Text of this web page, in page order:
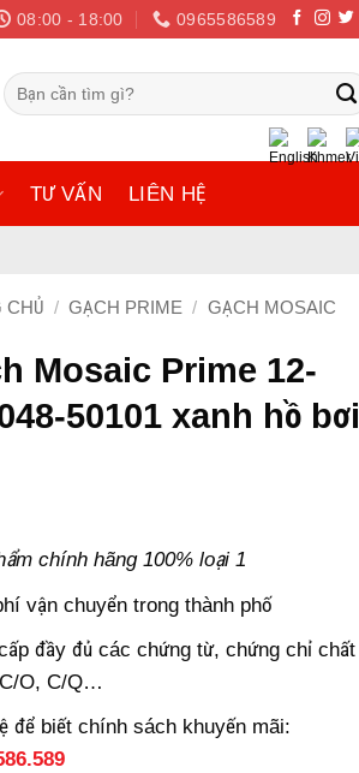
08:00 - 18:00 0965586589
Tìm
kiếm:
TƯ VẤN LIÊN HỆ
CHỦ / GẠCH PRIME / GẠCH MOSAIC
Mosaic Prime 12-
50101 xanh hồ bơi
chính hãng 100% loại 1
vận chuyển trong thành phố
đầy đủ các chứng từ, chứng chỉ chất
O, C/Q…
để biết chính sách khuyến mãi: